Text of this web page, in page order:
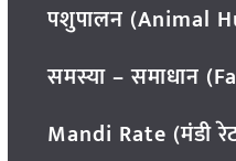
पशुपालन (Animal
समस्या – समाधान
Mandi Rate (मंडी